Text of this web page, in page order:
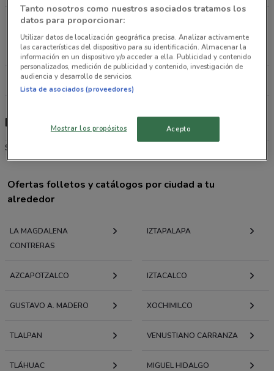
Av. Jesús del Monte Lote 3 manzana # 271 Col.
Jesús del Monte Cuajimalpa De Morelos
12.9 km
CERRADO
Fresko
Supermercado
Ofertas folletos y catálogos por ciudad a tu
alrededor
LA MAGDALENA
CONTRERAS
IZTAPALAPA
AZCAPOTZALCO IZTACALCO
GUSTAVO A. MADERO XOCHIMILCO
TLALPAN VENUSTIANO CARRANZA
TLÁHUAC MIGUEL HIDALGO
Tanto nosotros como nuestros asociados tratamos los
datos para proporcionar:
Utilizar datos de localización geográfica precisa. Analizar activamente
las características del dispositivo para su identificación. Almacenar la
información en un dispositivo y/o acceder a ella. Publicidad y contenido
personalizados, medición de publicidad y contenido, investigación de
audiencia y desarrollo de servicios.
Lista de asociados (proveedores)
Mostrar los propósitos Acepto